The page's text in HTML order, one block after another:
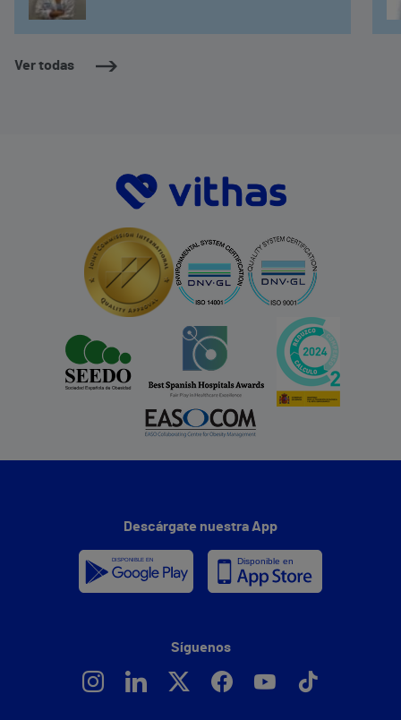
Ver todas
Descárgate nuestra App
Síguenos